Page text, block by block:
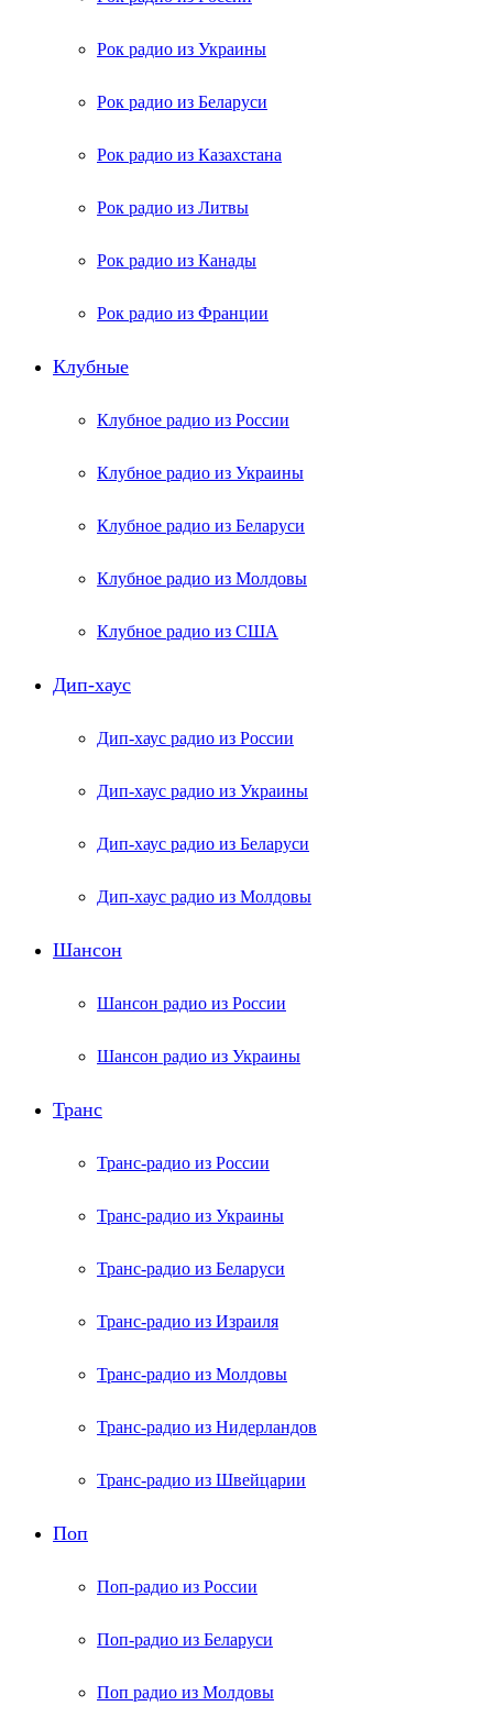
Рок радио из Украины
Рок радио из Беларуси
Рок радио из Казахстана
Рок радио из Литвы
Рок радио из Канады
Рок радио из Франции
Клубные
Клубное радио из России
Клубное радио из Украины
Клубное радио из Беларуси
Клубное радио из Молдовы
Клубное радио из США
Дип-хаус
Дип-хаус радио из России
Дип-хаус радио из Украины
Дип-хаус радио из Беларуси
Дип-хаус радио из Молдовы
Шансон
Шансон радио из России
Шансон радио из Украины
Транс
Транс-радио из России
Транс-радио из Украины
Транс-радио из Беларуси
Транс-радио из Израиля
Транс-радио из Молдовы
Транс-радио из Нидерландов
Транс-радио из Швейцарии
Поп
Поп-радио из России
Поп-радио из Беларуси
Поп радио из Молдовы